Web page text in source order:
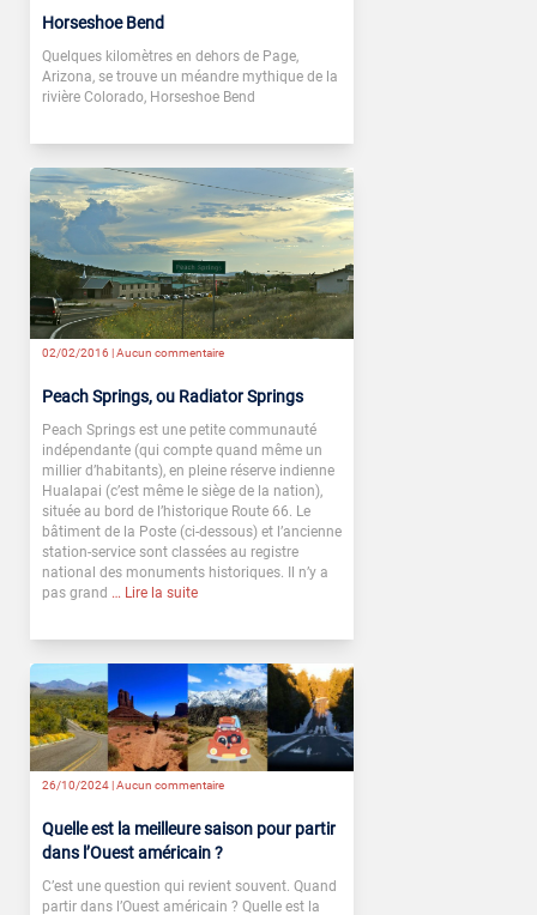
Horseshoe Bend
Quelques kilomètres en dehors de Page,
Arizona, se trouve un méandre mythique de la
rivière Colorado, Horseshoe Bend
02/02/2016 |Aucun commentaire
Peach Springs, ou Radiator Springs
Peach Springs est une petite communauté
indépendante (qui compte quand même un
millier d’habitants), en pleine réserve indienne
Hualapai (c’est même le siège de la nation),
située au bord de l’historique Route 66. Le
bâtiment de la Poste (ci-dessous) et l’ancienne
station-service sont classées au registre
national des monuments historiques. Il n’y a
pas grand … Lire la suite
26/10/2024 |Aucun commentaire
Quelle est la meilleure saison pour partir
dans l’Ouest américain ?
C’est une question qui revient souvent. Quand
partir dans l’Ouest américain ? Quelle est la